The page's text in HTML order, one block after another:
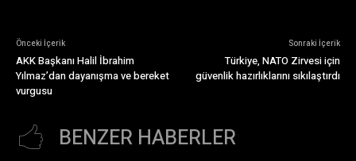
Önceki İçerik
AKK Başkanı Halil İbrahim
Yılmaz’dan dayanışma ve bereket
vurgusu
Sonraki İçerik
Türkiye, NATO Zirvesi için
güvenlik hazırlıklarını sıkılaştırdı
BENZER HABERLER